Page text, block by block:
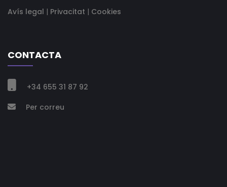
Avís legal | Privacitat | Cookies
CONTACTA
 +34 655 31 87 92
 Per correu